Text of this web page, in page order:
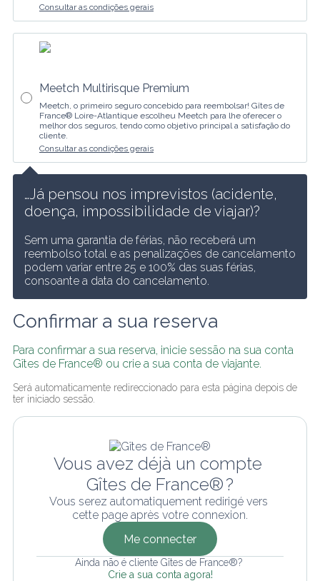
Consultar as condições gerais
Meetch Multirisque Premium
Meetch, o primeiro seguro concebido para reembolsar! Gîtes de
France® Loire-Atlantique escolheu Meetch para lhe oferecer o
melhor dos seguros, tendo como objetivo principal a satisfação do
cliente.
Consultar as condições gerais
…Já pensou nos imprevistos (acidente,
doença, impossibilidade de viajar)?
Sem uma garantia de férias, não receberá um
reembolso total e as penalizações de cancelamento
podem variar entre 25 e 100% das suas férias,
consoante a data do cancelamento.
Confirmar a sua reserva
Para confirmar a sua reserva, inicie sessão na sua conta
Gîtes de France® ou crie a sua conta de viajante.
Será automaticamente redireccionado para esta página depois de
ter iniciado sessão.
Vous avez déjà un compte
Gîtes de France® ?
Vous serez automatiquement redirigé vers
cette page après votre connexion.
Me connecter
Ainda não é cliente Gîtes de France®?
Crie a sua conta agora!